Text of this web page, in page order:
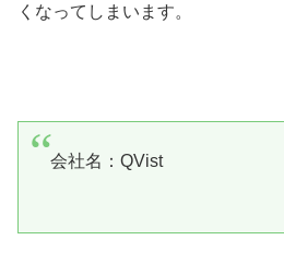
くなってしまいます。
会社名：QVist